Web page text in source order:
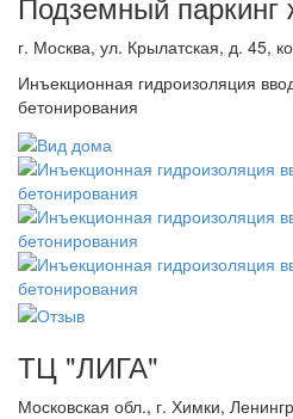
г. Москва, ул. Крылатская, д. 45,
Инъекционная гидроизоляция
бетонирования
ТЦ "ЛИГА"
Московская обл., г. Химки,